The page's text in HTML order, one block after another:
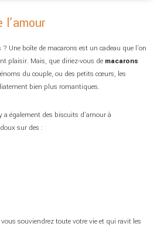
l’amour
Une boîte de macarons est un cadeau que l’on
plaisir. Mais, que diriez-vous de macarons
du couple, ou des petits cœurs, les
bien plus romantiques.
également des biscuits d’amour à
sur des :
souviendrez toute votre vie et qui ravit les